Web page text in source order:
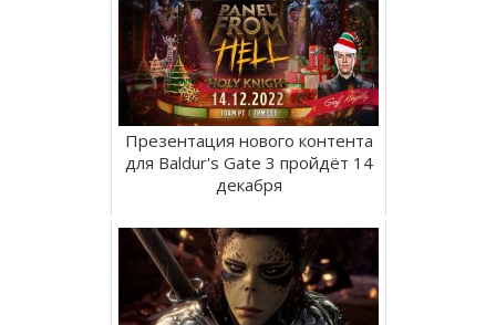
Презентация нового контента
для Baldur's Gate 3 пройдёт 14
декабря